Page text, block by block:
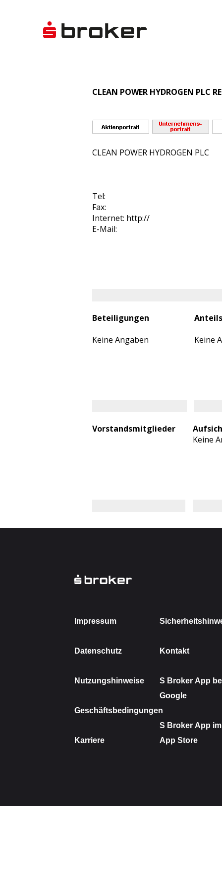
CLEAN POWER HYDROGEN PLC
CLEAN POWER HYDROGEN PLC
Tel:
Fax:
Internet: http://
E-Mail:
Beteiligungen
Keine Angaben
Keine
Vorstandsmitglieder
Keine